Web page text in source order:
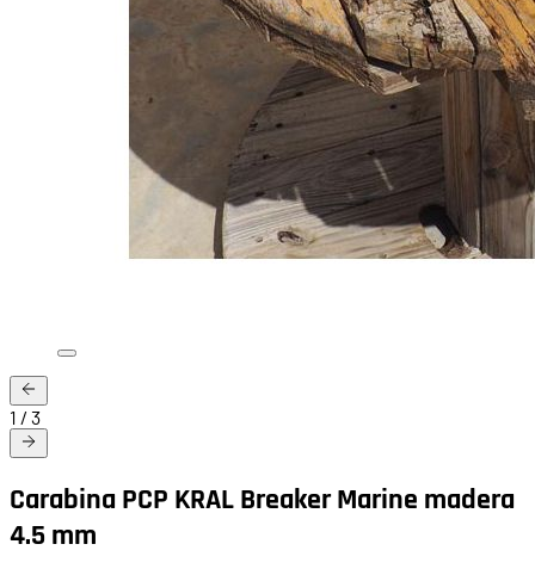
1 / 3
Carabina PCP KRAL Breaker Marine madera
4.5 mm